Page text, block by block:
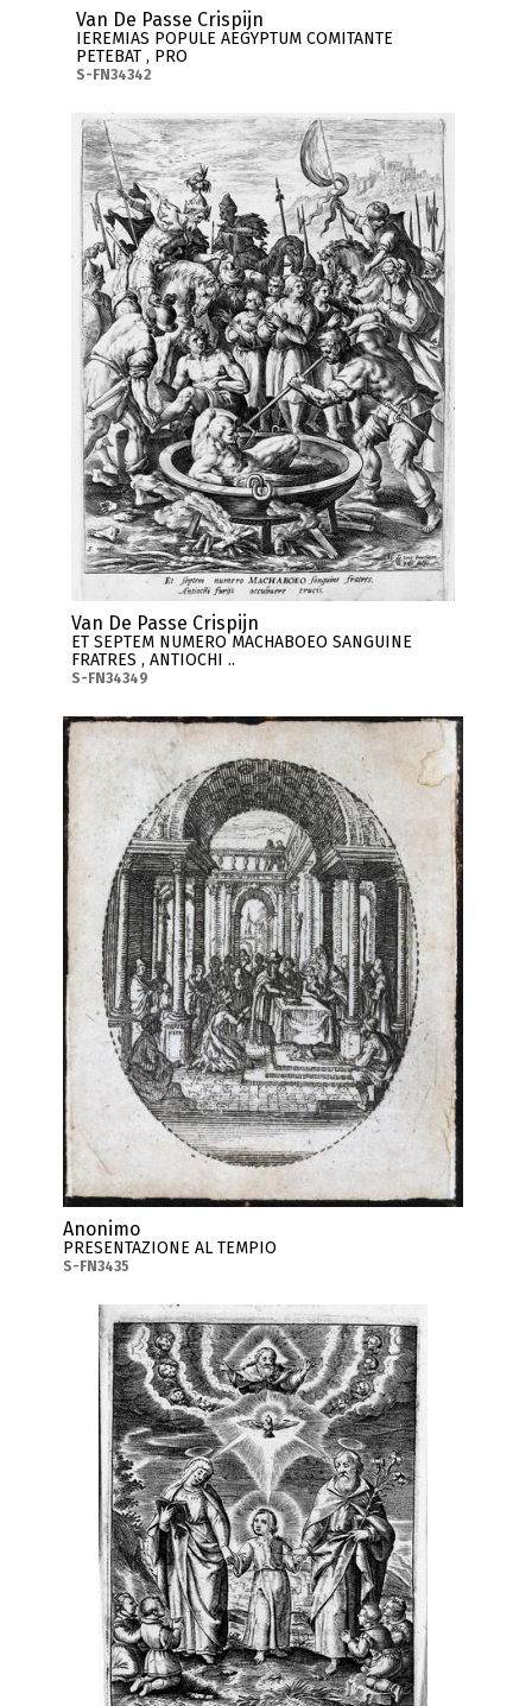
Van De Passe Crispijn
IEREMIAS POPULE AEGYPTUM COMITANTE
PETEBAT , PRO
S-FN34342
Van De Passe Crispijn
ET SEPTEM NUMERO MACHABOEO SANGUINE
FRATRES , ANTIOCHI ..
S-FN34349
Anonimo
PRESENTAZIONE AL TEMPIO
S-FN3435